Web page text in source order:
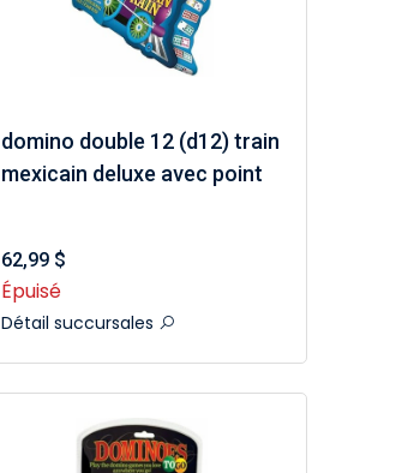
domino double 12 (d12) train
mexicain deluxe avec point
62,99 $
Épuisé
Détail succursales